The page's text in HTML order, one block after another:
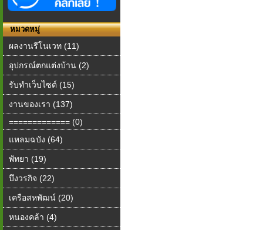
หมวดหมู่
ผลงานรีโนเวท (11)
อุปกรณ์ตกแต่งบ้าน (2)
รับทำเว็บไซต์ (15)
งานของเรา (137)
============= (0)
แหลมฉบัง (64)
พัทยา (19)
บึงวรกิจ (22)
เครือสหพัฒน์ (20)
หนองคล้า (4)